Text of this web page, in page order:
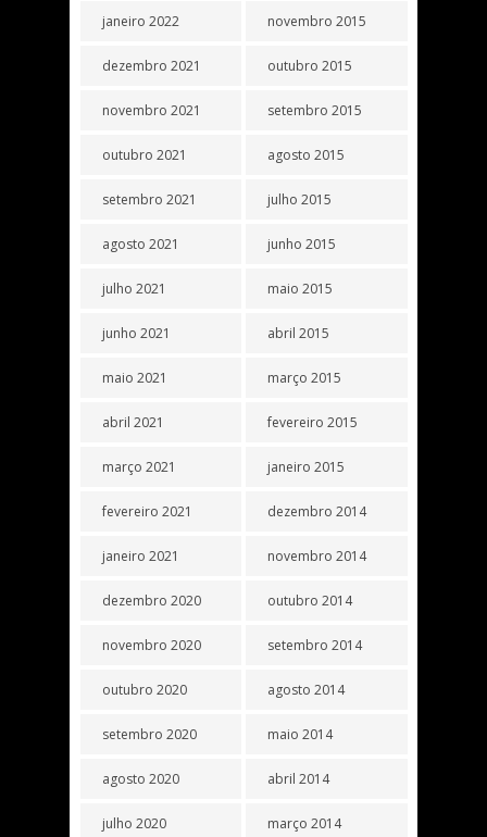
janeiro 2022
dezembro 2021
novembro 2021
outubro 2021
setembro 2021
agosto 2021
julho 2021
junho 2021
maio 2021
abril 2021
março 2021
fevereiro 2021
janeiro 2021
dezembro 2020
novembro 2020
outubro 2020
setembro 2020
agosto 2020
julho 2020
novembro 2015
outubro 2015
setembro 2015
agosto 2015
julho 2015
junho 2015
maio 2015
abril 2015
março 2015
fevereiro 2015
janeiro 2015
dezembro 2014
novembro 2014
outubro 2014
setembro 2014
agosto 2014
maio 2014
abril 2014
março 2014